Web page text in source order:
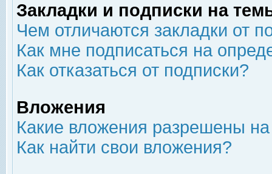
Закладки и подписки на
Чем отличаются закладки от
Как мне подписаться на
Как отказаться от подписки?
Вложения
Какие вложения разрешены
Как найти свои вложения?